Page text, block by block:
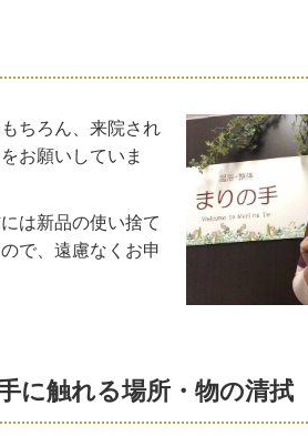
ちろん、来院され
お願いしていま
は新品の使い捨て
で、遠慮なくお申
に触れる場所・物の清拭